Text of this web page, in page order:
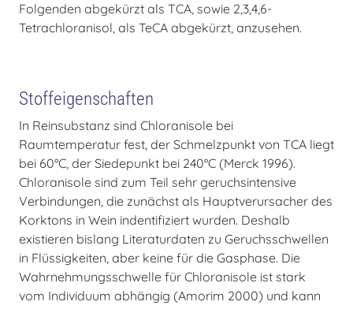
Folgenden abgekürzt als TCA, sowie 2,3,4,6-
Tetrachloranisol, als TeCA abgekürzt, anzusehen.
Stoffeigenschaften
In Reinsubstanz sind Chloranisole bei
Raumtemperatur fest, der Schmelzpunkt von TCA liegt
bei 60°C, der Siedepunkt bei 240°C (Merck 1996).
Chloranisole sind zum Teil sehr geruchsintensive
Verbindungen, die zunächst als Hauptverursacher des
Korktons in Wein indentifiziert wurden. Deshalb
existieren bislang Literaturdaten zu Geruchsschwellen
in Flüssigkeiten, aber keine für die Gasphase. Die
Wahrnehmungsschwelle für Chloranisole ist stark
vom Individuum abhängig (Amorim 2000) und kann